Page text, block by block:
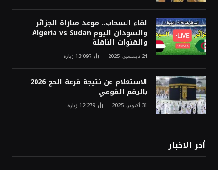
لقاء السحاب.. موعد مباراة الجزائر
والسودان اليوم Algeria vs Sudan
والقنوات الناقلة
24 ديسمبر، 2025 13٬097 زيارة
الاستعلام عن نتيجة قرعة الحج 2026
بالرقم القومي
31 أكتوبر، 2025 12٬279 زيارة
أخر الاخبار